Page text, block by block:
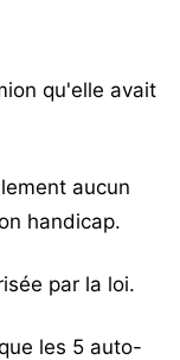
qu'elle avait
aucun
handicap.
par la loi.
les 5 auto-